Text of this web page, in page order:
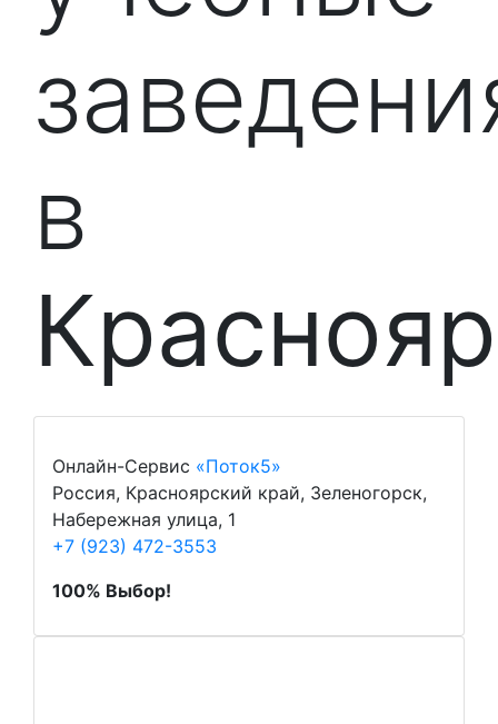
в
Онлайн-Сервис «Поток5»
Россия, Красноярский край, Зеленогорск,
Набережная улица, 1
+7 (923) 472-3553
100% Выбор!